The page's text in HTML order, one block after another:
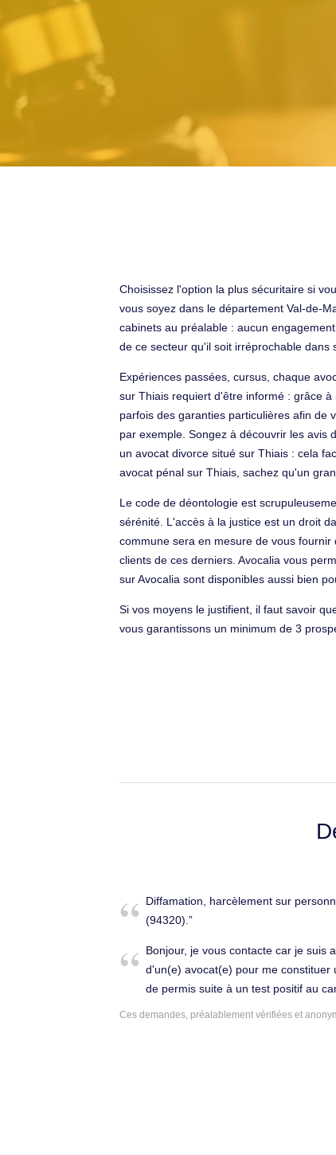
Choisissez l'option la plus sécuritaire si
vous soyez dans le département Val-de-
cabinets au préalable : aucun
de ce secteur qu'il soit irréprochable dans
Expériences passées, cursus, chaque
sur Thiais requiert d'être informé : grâce
parfois des garanties particulières afin de
par exemple. Songez à découvrir les avis
un avocat divorce situé sur Thiais : cela
avocat pénal sur Thiais, sachez qu'un
Le code de déontologie est
sérénité. L'accès à la justice est un droit
commune sera en mesure de vous
clients de ces derniers. Avocalia vous
sur Avocalia sont disponibles aussi bien
Si vos moyens le justifient, il faut savoir
vous garantissons un minimum de 3
Diffamation, harcèlement sur
(94320).
Bonjour, je vous contacte car je suis
d'un(e) avocat(e) pour me constituer
de permis suite à un test positif au
probatoire depuis juin 2020, je
Ces demandes, préalablement vérifiées et